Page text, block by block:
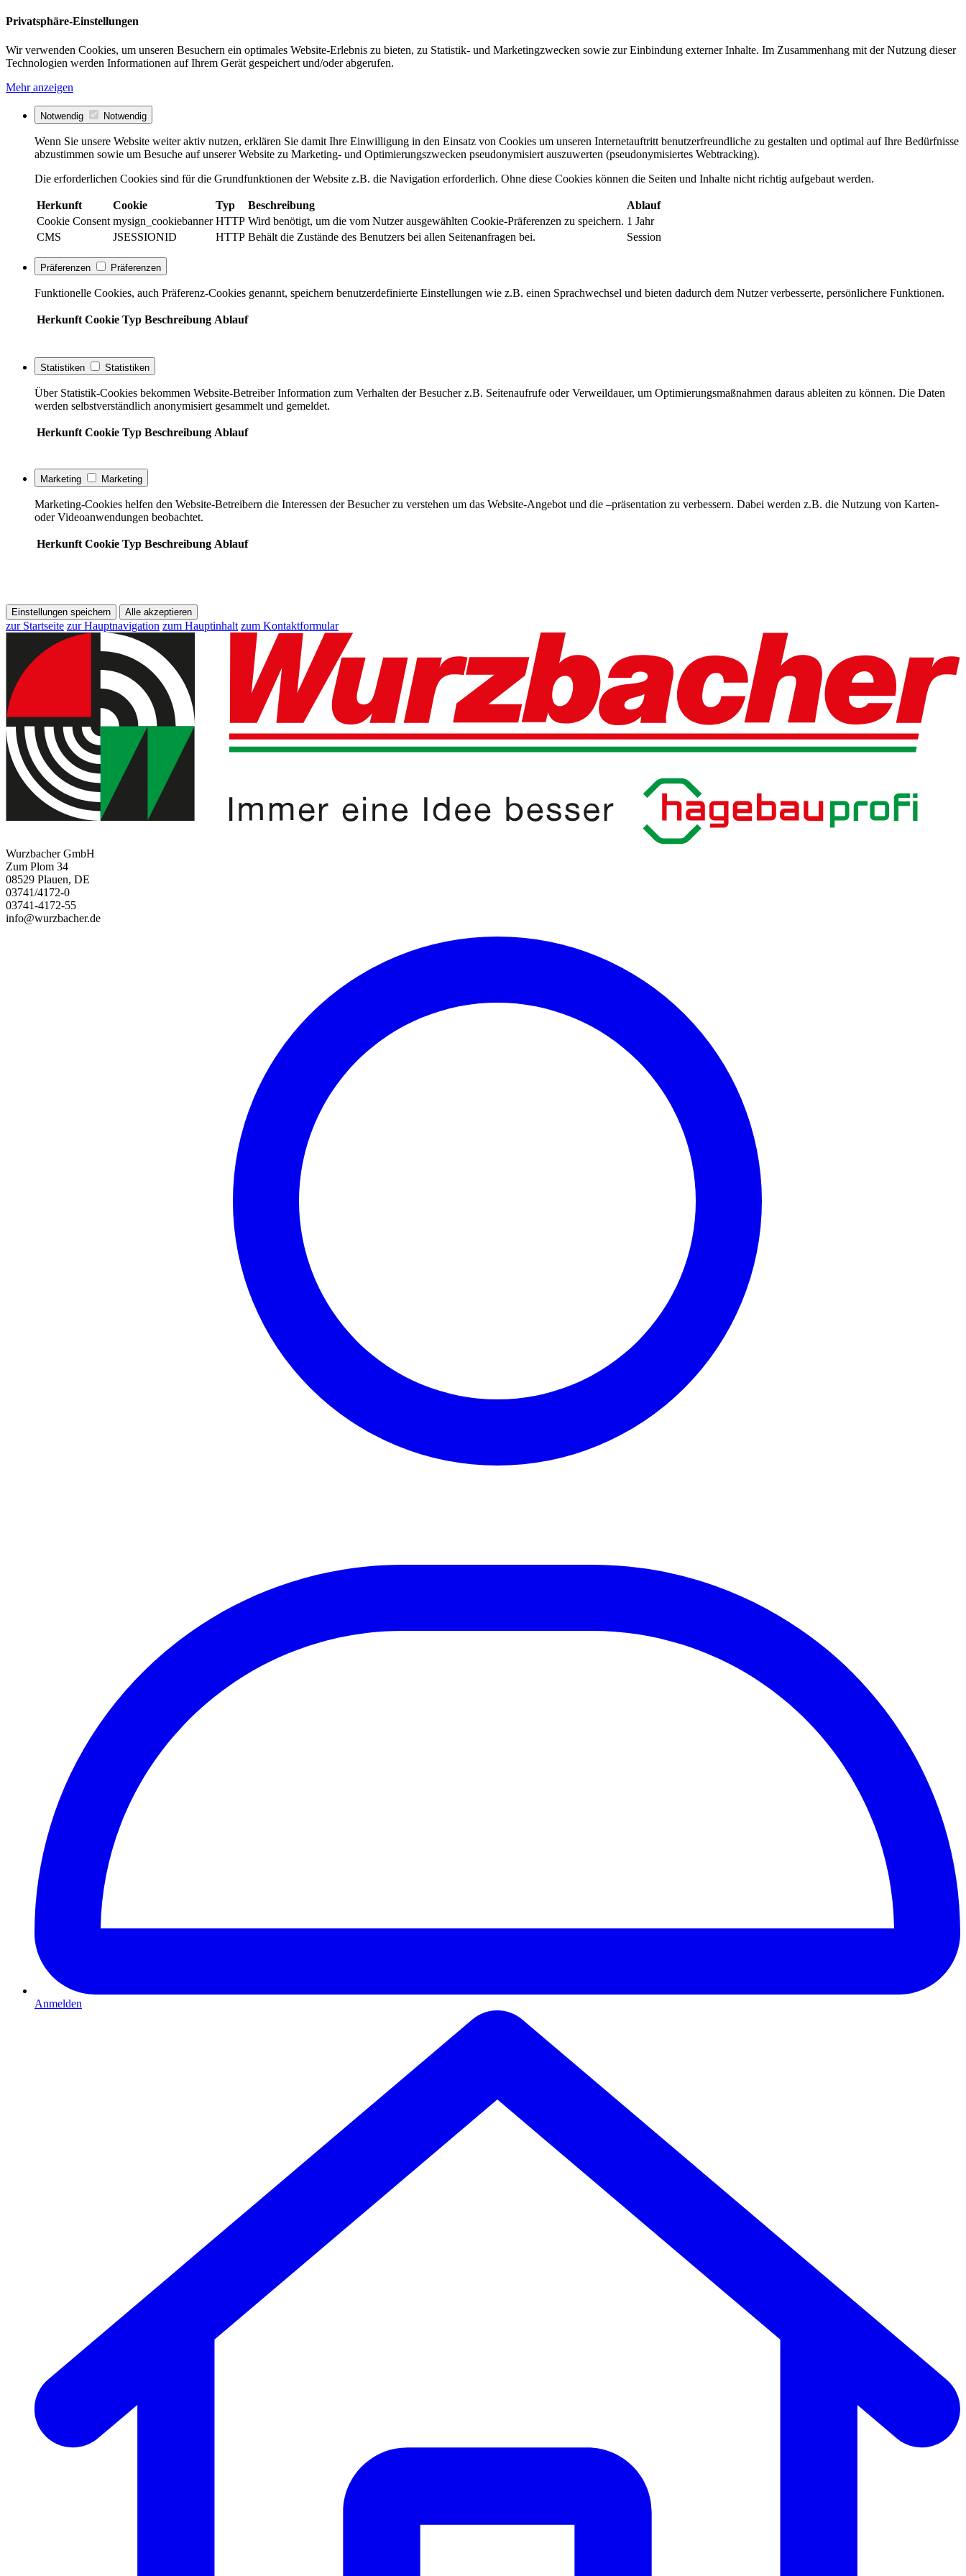
Privatsphäre-Einstellungen
Wir verwenden Cookies, um unseren Besuchern ein optimales Website-Erlebnis zu bieten, zu Statistik- und Marketingzwecken sowie zur Einbindung externer Inhalte. Im Zusammenhang mit der Nutzung dieser
Technologien werden Informationen auf Ihrem Gerät gespeichert und/oder abgerufen.
Mehr anzeigen
Notwendig Notwendig
Wenn Sie unsere Website weiter aktiv nutzen, erklären Sie damit Ihre Einwilligung in den Einsatz von Cookies um unseren Internetauftritt benutzerfreundliche zu gestalten und optimal auf Ihre Bedürfnisse
abzustimmen sowie um Besuche auf unserer Website zu Marketing- und Optimierungszwecken pseudonymisiert auszuwerten (pseudonymisiertes Webtracking).
Die erforderlichen Cookies sind für die Grundfunktionen der Website z.B. die Navigation erforderlich. Ohne diese Cookies können die Seiten und Inhalte nicht richtig aufgebaut werden.
Herkunft Cookie Typ Beschreibung
Ablauf
Cookie Consent mysign_cookiebanner HTTP Wird benötigt, um die vom Nutzer ausgewählten Cookie-Präferenzen zu speichern. 1 Jahr
CMS
JSESSIONID HTTP Behält die Zustände des Benutzers bei allen Seitenanfragen bei. Session
Präferenzen Präferenzen
Funktionelle Cookies, auch Präferenz-Cookies genannt, speichern benutzerdefinierte Einstellungen wie z.B. einen Sprachwechsel und bieten dadurch dem Nutzer verbesserte, persönlichere Funktionen.
Herkunft Cookie Typ Beschreibung Ablauf
Statistiken Statistiken
Über Statistik-Cookies bekommen Website-Betreiber Information zum Verhalten der Besucher z.B. Seitenaufrufe oder Verweildauer, um Optimierungsmaßnahmen daraus ableiten zu können. Die Daten
werden selbstverständlich anonymisiert gesammelt und gemeldet.
Herkunft Cookie Typ Beschreibung Ablauf
Marketing Marketing
Marketing-Cookies helfen den Website-Betreibern die Interessen der Besucher zu verstehen um das Website-Angebot und die –präsentation zu verbessern. Dabei werden z.B. die Nutzung von Karten-
oder Videoanwendungen beobachtet.
Herkunft Cookie Typ Beschreibung Ablauf
Einstellungen speichern Alle akzeptieren
zur Startseite zur Hauptnavigation zum Hauptinhalt zum Kontaktformular
Wurzbacher GmbH
Zum Plom 34
08529 Plauen, DE
03741/4172-0
03741-4172-55
info@wurzbacher.de
Anmelden